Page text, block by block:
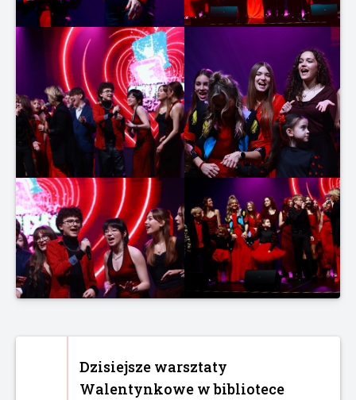
Dzisiejsze warsztaty
Walentynkowe w bibliotece